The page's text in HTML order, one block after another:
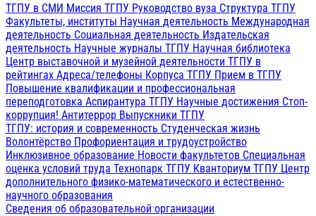
ТГПУ в СМИ Миссия ТГПУ Руководство вуза Структура ТГПУ
Факультеты, институты Научная деятельность Международная
деятельность Социальная деятельность Издательская
деятельность Научные журналы ТГПУ Научная библиотека
Центр выставочной и музейной деятельности ТГПУ в
рейтингах Адреса/телефоны Корпуса ТГПУ Прием в ТГПУ
Повышение квалификации и профессиональная
переподготовка Аспирантура ТГПУ Научные достижения Стоп-
коррупция! Антитеррор Выпускники ТГПУ
ТГПУ: история и современность Студенческая жизнь
Волонтёрство Профориентация и трудоустройство
Инклюзивное образование Новости факультетов Специальная
оценка условий труда Технопарк ТГПУ Кванториум ТГПУ Центр
дополнительного физико-математического и естественно-
научного образования
Сведения об образовательной организации